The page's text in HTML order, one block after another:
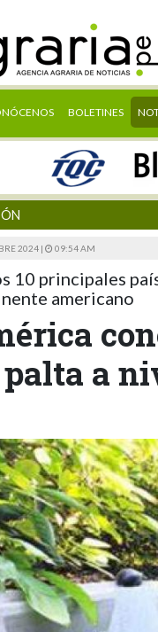
BOLETINES
2024 | 09:54 AM
10 principales
americano
palta a